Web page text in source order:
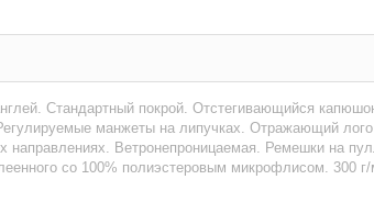
Стандартный покрой. Отстегивающийся
манжеты на липучках. Отражающий
направлениях. Ветронепроницаемая. Ремешки на
со 100% полиэстеровым микрофлисом. 300